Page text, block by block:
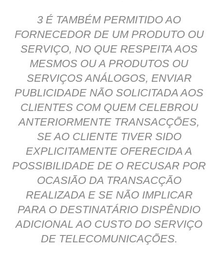
3 É TAMBÉM PERMITIDO AO
FORNECEDOR DE UM PRODUTO OU
SERVIÇO, NO QUE RESPEITA AOS
MESMOS OU A PRODUTOS OU
SERVIÇOS ANÁLOGOS, ENVIAR
PUBLICIDADE NÃO SOLICITADA AOS
CLIENTES COM QUEM CELEBROU
ANTERIORMENTE TRANSACÇÕES,
SE AO CLIENTE TIVER SIDO
EXPLICITAMENTE OFERECIDA A
POSSIBILIDADE DE O RECUSAR POR
OCASIÃO DA TRANSACÇÃO
REALIZADA E SE NÃO IMPLICAR
PARA O DESTINATÁRIO DISPÊNDIO
ADICIONAL AO CUSTO DO SERVIÇO
DE TELECOMUNICAÇÕES.